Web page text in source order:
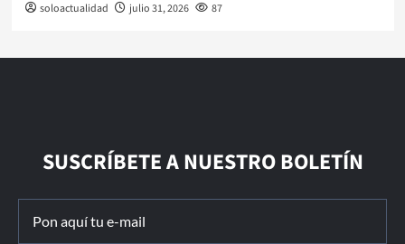
soloactualidad julio 31, 2026 87
SUSCRÍBETE A NUESTRO BOLETÍN